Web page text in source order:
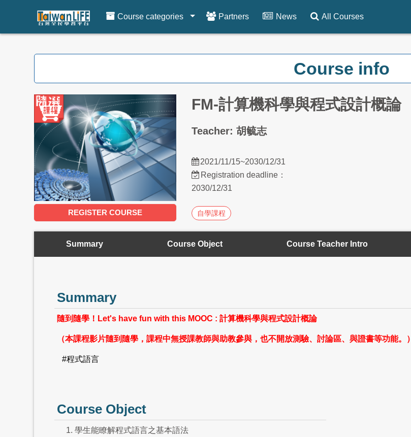
Course categories Partners News All Courses
Course info
REGISTER COURSE
FM-計算機科學與程式設計概論
Teacher: 胡毓志
2021/11/15~2030/12/31
Registration deadline：
2030/12/31
自學課程
Summary Course Object Course Teacher Intro
Summary
隨到隨學！ Let's have fun with this MOOC : 計算機科學與程式設計概論
（本課程影片隨到隨學，課程中無授課教師與助教參與，也不開放測驗、討論區、與證書等功能。）
#程式語言
Course Object
學生能瞭解程式語言之基本語法